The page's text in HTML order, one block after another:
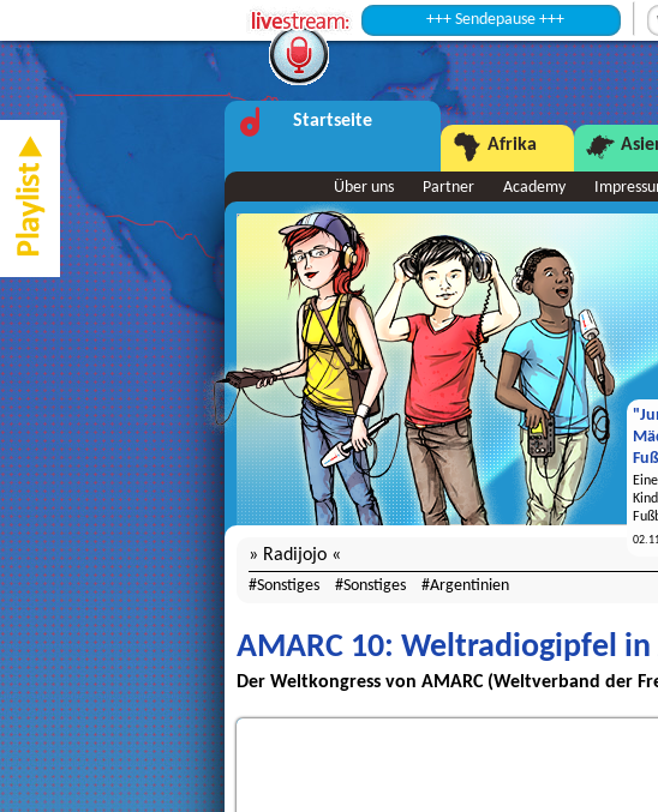
+++ Sendepause +++
Startseite
Afrika
Über uns Partner Academy
Radijojo
Sonstiges Sonstiges Argentinien
AMARC 10: Weltradiogipfel
Der Weltkongress von AMARC (Weltverband der